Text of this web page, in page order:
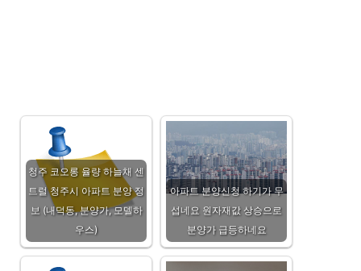
청주 코오롱 율량 하늘채 센
트럴 청주시 아파트 분양 정
보 (내덕동, 분양가, 모델하
우스)
아파트 분양신청 하기가 무
섭네요 원자재값 상승으로
분양가 급등하네요